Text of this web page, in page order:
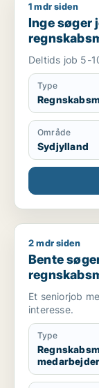
Inge søger job
1 mdr siden
Inge søger
Deltids job 5-
Type
Område
Sydjylland
Bente søger
2 mdr siden
Bente
Et seniorjob
interesse.
Type